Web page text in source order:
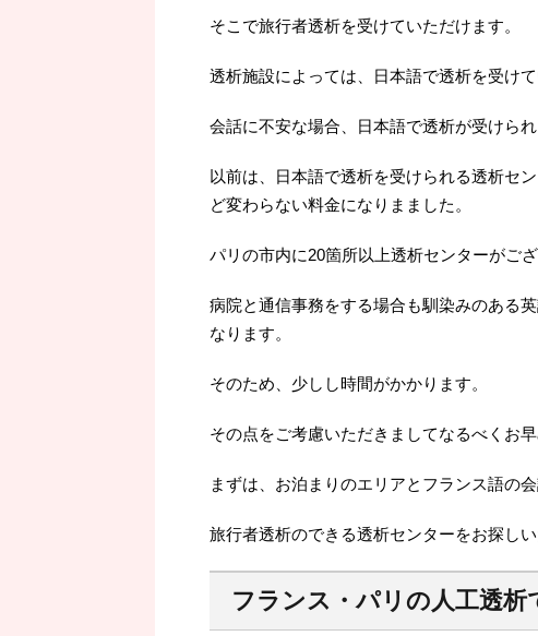
そこで旅行者透析を受けていただけます。
透析施設によっては、日本語で透析を受け
会話に不安な場合、日本語で透析が受けら
以前は、日本語で透析を受けられる透析セ
ど変わらない料金になりまました。
パリの市内に20箇所以上透析センターがござ
病院と通信事務をする場合も馴染みのある
なります。
そのため、少しし時間がかかります。
その点をご考慮いただきましてなるべくお
まずは、お泊まりのエリアとフランス語の
旅行者透析のできる透析センターをお探しい
フランス・パリの人工透析